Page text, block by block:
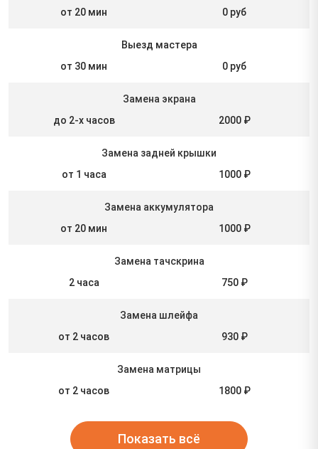
от 20 мин
0 руб
Выезд мастера
от 30 мин
0 руб
Замена экрана
до 2-х часов
2000 ₽
Замена задней крышки
от 1 часа
1000 ₽
Замена аккумулятора
от 20 мин
1000 ₽
Замена тачскрина
2 часа
750 ₽
Замена шлейфа
от 2 часов
930 ₽
Замена матрицы
от 2 часов
1800 ₽
Показать всё